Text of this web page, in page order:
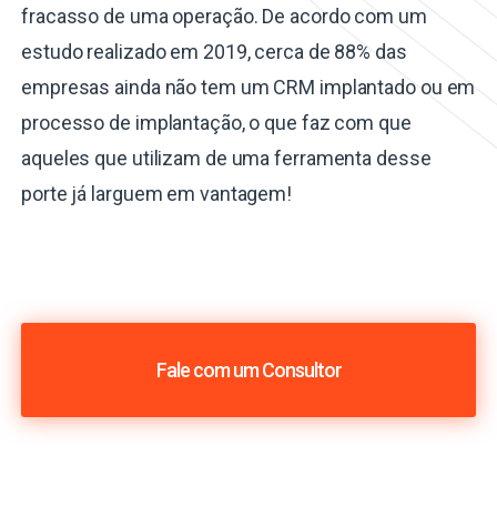
fracasso de uma operação. De acordo com um
estudo realizado em 2019, cerca de 88% das
empresas ainda não tem um CRM implantado ou em
processo de implantação, o que faz com que
aqueles que utilizam de uma ferramenta desse
porte já larguem em vantagem!
Fale com um Consultor